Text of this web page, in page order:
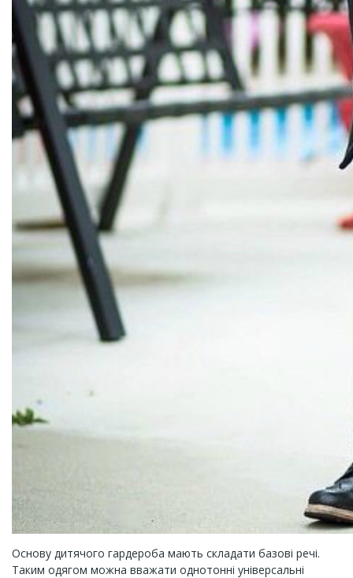
Основу дитячого гардероба мають складати базові речі.
Таким одягом можна вважати однотонні універсальні